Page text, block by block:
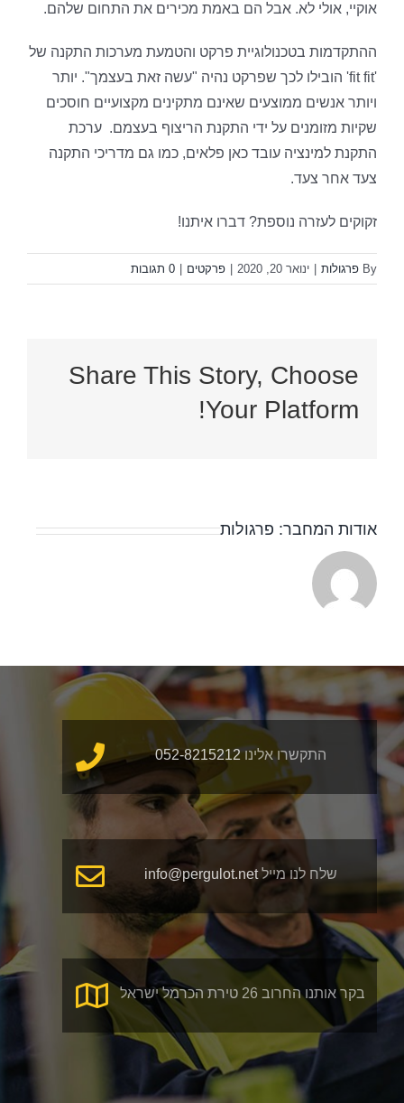
אוקיי, אולי לא. אבל הם באמת מכירים את התחום שלהם.
ההתקדמות בטכנולוגיית פרקט והטמעת מערכות התקנה של
'fit fit' הובילו לכך שפרקט נהיה "עשה זאת בעצמך". יותר
ויותר אנשים ממוצעים שאינם מתקינים מקצועיים חוסכים
שקיות מזומנים על ידי התקנת הריצוף בעצמם. ערכת
התקנת למינציה עובד כאן פלאים, כמו גם מדריכי התקנה
צעד אחר צעד.
זקוקים לעזרה נוספת? דברו איתנו!
By פרגולות ינואר 20, 2020 פרקטים 0 תגובות
Share This Story, Choose
Your Platform!
אודות המחבר: פרגולות
התקשרו אלינו052-8215212
שלח לנו מיילinfo@pergulot.net
בקר אותנו החרוב 26 טירת הכרמל ישראל